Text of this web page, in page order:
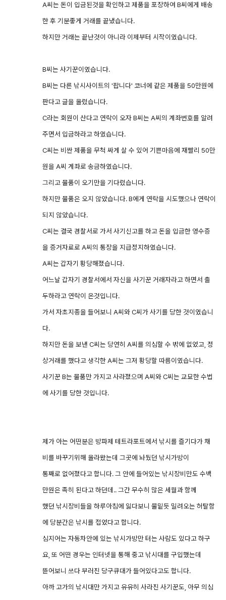
A씨는 돈이 입금된것을 확인하고 제품을 포장하여 B씨에게 배송
한 후 기분좋게 거래를 끝냈습니다.
하지만 거래는 끝난것이 아니라 이제부터 시작이였습니다.
B씨는 사기꾼이였습니다.
B씨는 다른 낚시사이트의 '팝니다' 코너에 같은 제품을 50만원에
판다고 글을 올렸습니다.
C라는 회원이 산다고 연락이 오자 B씨는 A씨의 계좌번호를 알려
주면서 입금하라고 하였습니다.
C씨는 비싼 제품을 무척 싸게 살 수 있어 기쁜마음에 재빨리 50만
원을 A씨 계좌로 송금하였습니다.
그리고 물품이 오기만을 기다렸습니다.
하지만 물품은 오지 않았습니다. B에게 연락을 시도했으나 연락이
되지 않았습니다.
C씨는 결국 경찰서로 가서 사기신고를 하고 돈을 입금한 영수증
을 증거자료로 A씨의 통장을 지급정지하였습니다.
A씨는 갑자기 황당해졌습니다.
어느날 갑자기 경찰서에서 자신을 사기꾼 거래자라고 하면서 출
두하라고 연락이 온것입니다.
가서 자초지종을 들어보니 A씨와 C씨가 사기를 당한 것이였습니
다.
하지만 돈을 보낸 C씨는 당연히 A씨를 의심할 수 밖에 없었고, 정
상거래를 했다고 생각한 A씨는 그저 황당할 따름이였습니다.
사기꾼 B는 물품만 가지고 사라졌으며 A씨와 C씨는 교묘한 수법
에 사기를 당한 것입니다.
제가 아는 어떤분은 방파제 테트라포트에서 낚시를 즐기다가 채
비를 바꾸기위해 올라왔는데 그곳에 놔뒀던 낚시가방이
통째로 없어졌다고 합니다. 그 안에 들어있는 낚시장비만도 수백
만원은 족히 된다고 하던데.. 그간 무수히 많은 세월과 함께
했던 낚시장비들을 하루아침에 잃다보니 물밑듯 밀려오는 허탈함
에 당분간은 낚시를 접었다고 합니다.
심지어는 자동차안에 있는 낚시가방만 터는 사람도 있다고 하구
요, 또 어떤 경우는 인터넷을 통해 중고 낚시대를 구입했는데
뜯어보니 쓰다 부러진 당구큐대가 들어있다고도 합니다.
아까 고가의 낚시대만 가지고 유유히 사라진 사기꾼도, 아무 의심